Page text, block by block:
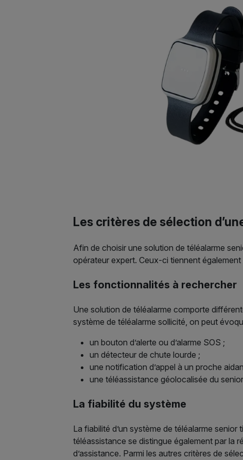
Les critères de sélection
Afin de choisir une solution de téléalarme
opérateur expert. Ceux-ci tiennent
Les fonctionnalités à rechercher
Une solution de téléalarme comporte
système de téléalarme sollicité, on peut
un bouton d’alerte ou d’alarme SOS ;
un détecteur de chute lourde ;
une notification d’appel à un proche
une téléassistance géolocalisée du
La fiabilité du système
La fiabilité d’un système de téléalarme
téléassistance se distingue également par la
d’assistance. Parmi les autres critères de